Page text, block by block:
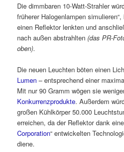
Die dimmbaren 10-Watt-Strahler
früherer Halogenlampen
einen Reflektor lenkten und
nach außen abstrahlten(das PR-
oben).
Die neuen Leuchten böten einen
Lumen – entsprechend einer
Mit nur 90 Gramm wögen sie
Konkurrenzprodukte. Außerdem
großen Kühlkörper 50.000
erreichen, da der Reflektor dank
Corporation“ entwickelten
diene.